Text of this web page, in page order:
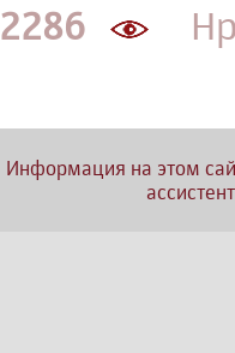
2286
Информация на этом